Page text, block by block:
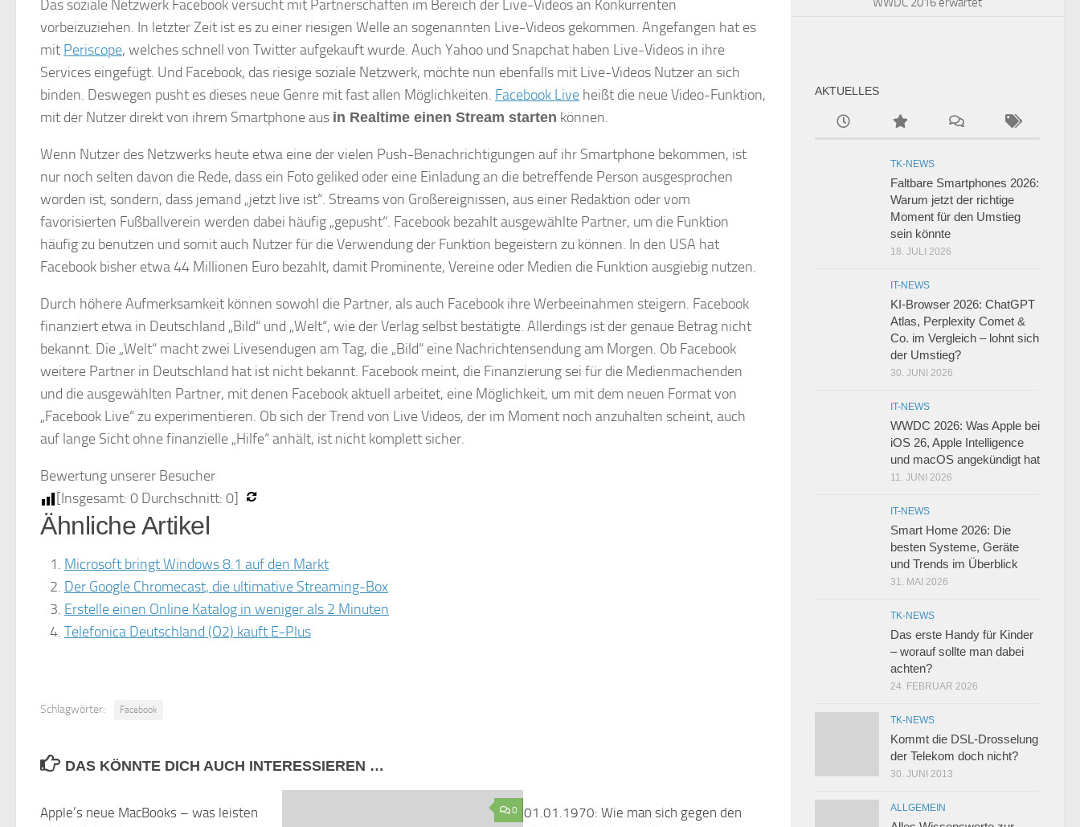
Das soziale Netzwerk Facebook versucht mit Partnerschaften im Bereich der Live-Videos an Konkurrenten
vorbeizuziehen. In letzter Zeit ist es zu einer riesigen Welle an sogenannten Live-Videos gekommen. Angefangen hat es
mit Periscope, welches schnell von Twitter aufgekauft wurde. Auch Yahoo und Snapchat haben Live-Videos in ihre
Services eingefügt. Und Facebook, das riesige soziale Netzwerk, möchte nun ebenfalls mit Live-Videos Nutzer an sich
binden. Deswegen pusht es dieses neue Genre mit fast allen Möglichkeiten. Facebook Live heißt die neue Video-Funktion,
mit der Nutzer direkt von ihrem Smartphone aus in Realtime einen Stream starten können.
Wenn Nutzer des Netzwerks heute etwa eine der vielen Push-Benachrichtigungen auf ihr Smartphone bekommen, ist
nur noch selten davon die Rede, dass ein Foto geliked oder eine Einladung an die betreffende Person ausgesprochen
worden ist, sondern, dass jemand „jetzt live ist“. Streams von Großereignissen, aus einer Redaktion oder vom
favorisierten Fußballverein werden dabei häufig „gepusht“. Facebook bezahlt ausgewählte Partner, um die Funktion
häufig zu benutzen und somit auch Nutzer für die Verwendung der Funktion begeistern zu können. In den USA hat
Facebook bisher etwa 44 Millionen Euro bezahlt, damit Prominente, Vereine oder Medien die Funktion ausgiebig nutzen.
Durch höhere Aufmerksamkeit können sowohl die Partner, als auch Facebook ihre Werbeeinahmen steigern. Facebook
finanziert etwa in Deutschland „Bild“ und „Welt“, wie der Verlag selbst bestätigte. Allerdings ist der genaue Betrag nicht
bekannt. Die „Welt“ macht zwei Livesendugen am Tag, die „Bild“ eine Nachrichtensendung am Morgen. Ob Facebook
weitere Partner in Deutschland hat ist nicht bekannt. Facebook meint, die Finanzierung sei für die Medienmachenden
und die ausgewählten Partner, mit denen Facebook aktuell arbeitet, eine Möglichkeit, um mit dem neuen Format von
„Facebook Live“ zu experimentieren. Ob sich der Trend von Live Videos, der im Moment noch anzuhalten scheint, auch
auf lange Sicht ohne finanzielle „Hilfe“ anhält, ist nicht komplett sicher.
Bewertung unserer Besucher
[Insgesamt: 0 Durchschnitt: 0]
Ähnliche Artikel
Microsoft bringt Windows 8.1 auf den Markt
Der Google Chromecast, die ultimative Streaming-Box
Erstelle einen Online Katalog in weniger als 2 Minuten
Telefonica Deutschland (O2) kauft E-Plus
Schlagwörter: Facebook
DAS KÖNNTE DICH AUCH INTERESSIEREN …
Apple’s neue MacBooks – was leisten
0 01.01.1970: Wie man sich gegen den
AKTUELLES
TK-NEWS
Faltbare Smartphones 2026:
Warum jetzt der richtige
Moment für den Umstieg
sein könnte
18. JULI 2026
IT-NEWS
KI-Browser 2026: ChatGPT
Atlas, Perplexity Comet &
Co. im Vergleich – lohnt sich
der Umstieg?
30. JUNI 2026
IT-NEWS
WWDC 2026: Was Apple bei
iOS 26, Apple Intelligence
und macOS angekündigt hat
11. JUNI 2026
IT-NEWS
Smart Home 2026: Die
besten Systeme, Geräte
und Trends im Überblick
31. MAI 2026
TK-NEWS
Das erste Handy für Kinder
– worauf sollte man dabei
achten?
24. FEBRUAR 2026
TK-NEWS
Kommt die DSL-Drosselung
der Telekom doch nicht?
30. JUNI 2013
ALLGEMEIN